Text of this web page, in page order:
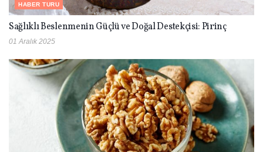
HABER TURU
Sağlıklı Beslenmenin Güçlü ve Doğal Destekçisi: Pirinç
01 Aralık 2025